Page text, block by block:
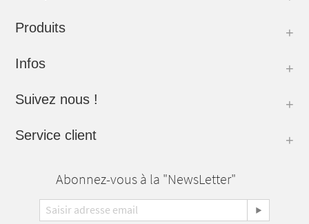
Produits
Infos
Suivez nous !
Service client
Abonnez-vous à la "NewsLetter"